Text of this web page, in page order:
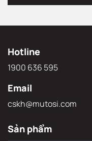
Hotline
1900 636 595
Email
cskh@mutosi.com
Sản phẩm